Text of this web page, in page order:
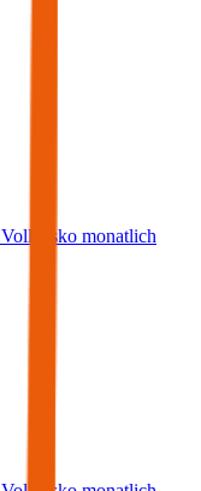
Vollkasko monatlich